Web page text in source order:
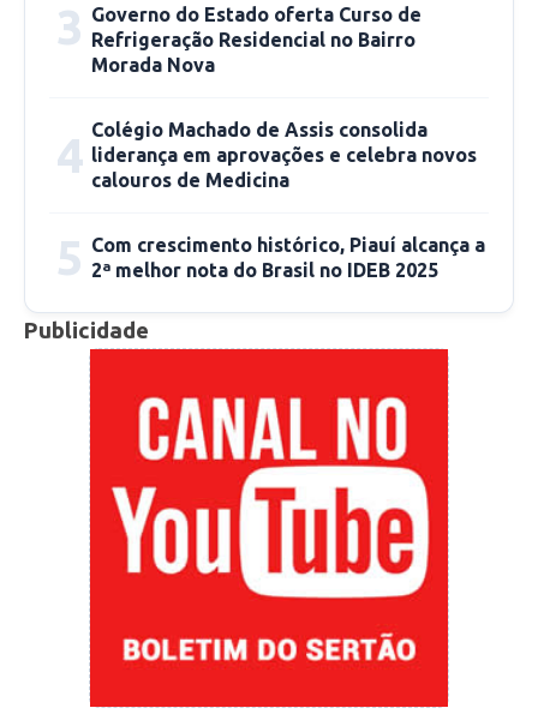
dúvidas quanto a utilidade desse novo recurso.
estaria usando há mais tempo”
Francisco Eduardo de Oliveira
Francisco Eduardo de Oliveira. Foto Jailson Dias
Mais projetos
A energia solar é uma realidade no sertão
3 Governo do Estado oferta Curso de
Refrigeração Residencial no Bairro
Morada Nova
4 Colégio Machado de Assis consolida
liderança em aprovações e celebra novos
calouros de Medicina
5 Com crescimento histórico, Piauí alcança a
2ª melhor nota do Brasil no IDEB 2025
Publicidade